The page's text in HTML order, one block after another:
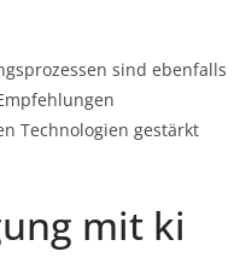
sind ebenfalls
Technologien gestärkt
mit ki